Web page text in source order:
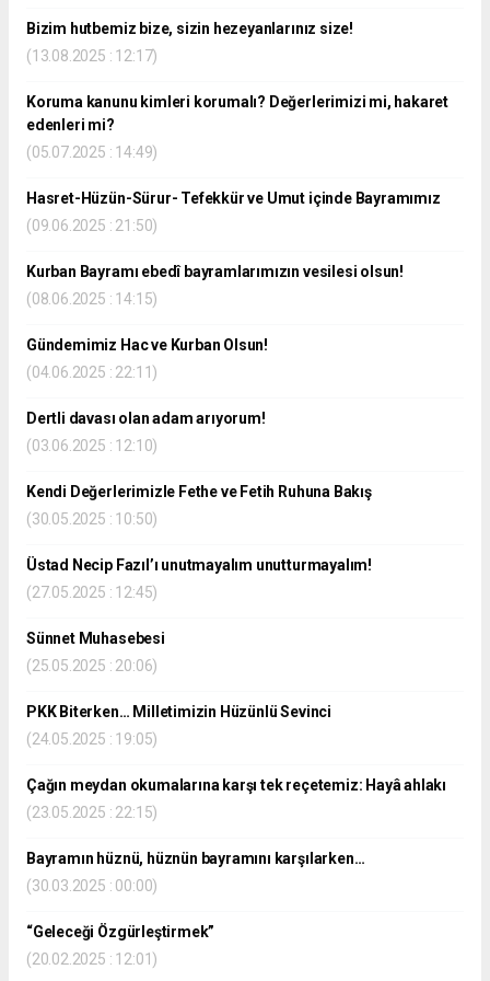
Bizim hutbemiz bize, sizin hezeyanlarınız size!
(13.08.2025 : 12:17)
Koruma kanunu kimleri korumalı? Değerlerimizi mi, hakaret
edenleri mi?
(05.07.2025 : 14:49)
Hasret-Hüzün-Sürur- Tefekkür ve Umut içinde Bayramımız
(09.06.2025 : 21:50)
Kurban Bayramı ebedî bayramlarımızın vesilesi olsun!
(08.06.2025 : 14:15)
Gündemimiz Hac ve Kurban Olsun!
(04.06.2025 : 22:11)
Dertli davası olan adam arıyorum!
(03.06.2025 : 12:10)
Kendi Değerlerimizle Fethe ve Fetih Ruhuna Bakış
(30.05.2025 : 10:50)
Üstad Necip Fazıl’ı unutmayalım unutturmayalım!
(27.05.2025 : 12:45)
Sünnet Muhasebesi
(25.05.2025 : 20:06)
PKK Biterken… Milletimizin Hüzünlü Sevinci
(24.05.2025 : 19:05)
Çağın meydan okumalarına karşı tek reçetemiz: Hayâ ahlakı
(23.05.2025 : 22:15)
Bayramın hüznü, hüznün bayramını karşılarken…
(30.03.2025 : 00:00)
“Geleceği Özgürleştirmek”
(20.02.2025 : 12:01)